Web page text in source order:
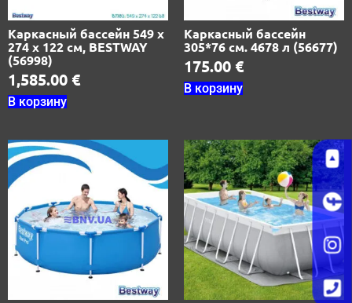
Каркасный бассейн 549 х
274 х 122 см, BESTWAY
(56998)
1,585.00 €
В корзину
Каркасный бассейн
305*76 см. 4678 л (56677)
175.00 €
В корзину